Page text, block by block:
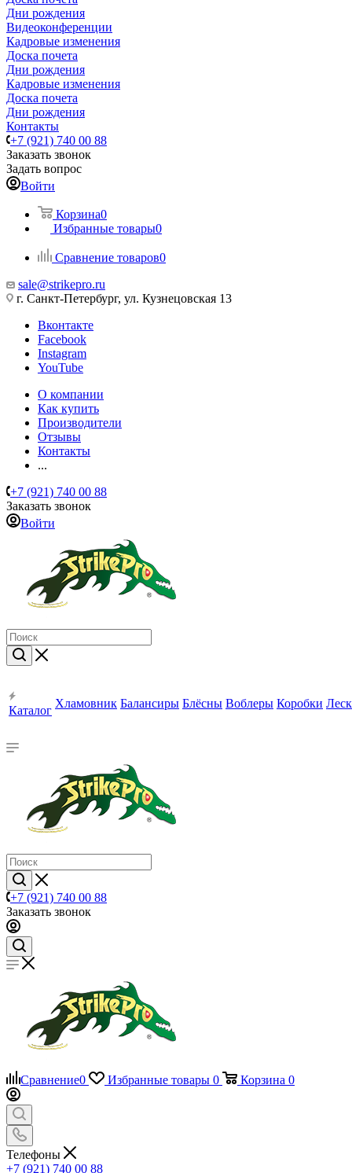
Дни рождения
Видеоконференции
Кадровые изменения
Доска почета
Дни рождения
Кадровые изменения
Доска почета
Дни рождения
Контакты
+7 (921) 740 00 88
Заказать звонок
Задать вопрос
Войти
Корзина0
Избранные товары0
Сравнение товаров0
sale@strikepro.ru
г. Санкт-Петербург, ул. Кузнецовская 13
Вконтакте
Facebook
Instagram
YouTube
О компании
Как купить
Производители
Отзывы
Контакты
...
+7 (921) 740 00 88
Заказать звонок
Войти
Каталог
Хламовник Балансиры Блёсны Воблеры Коробки
+7 (921) 740 00 88
Заказать звонок
Сравнение0 Избранные товары 0 Корзина 0
Телефоны
+7 (921) 740 00 88